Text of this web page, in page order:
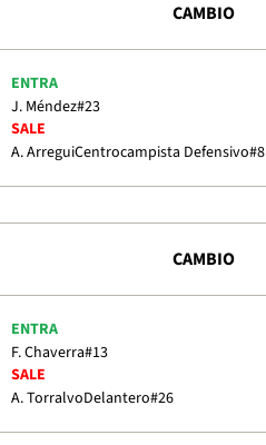
CAMBIO
ENTRA
J. Méndez#23
SALE
A. ArreguiCentrocampista Defensivo#8
CAMBIO
ENTRA
F. Chaverra#13
SALE
A. TorralvoDelantero#26